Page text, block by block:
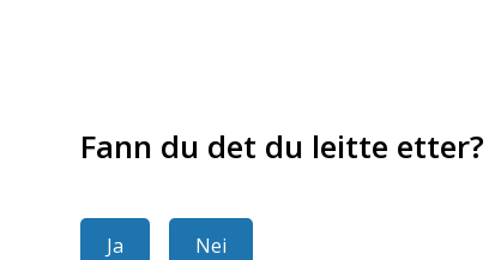
Fann du det du leitte etter?
Ja Nei